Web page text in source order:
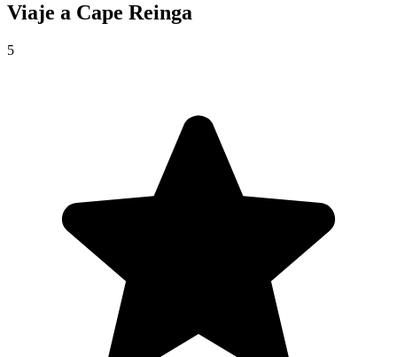
Viaje a Cape Reinga
5